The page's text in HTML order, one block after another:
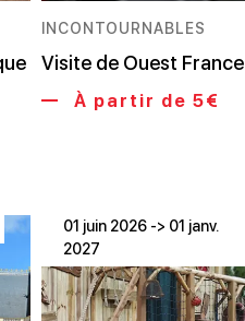
INCONTOURNABLES
Visite de Ouest France
À partir de 5€
01 juin 2026 -> 01 janv.
2027